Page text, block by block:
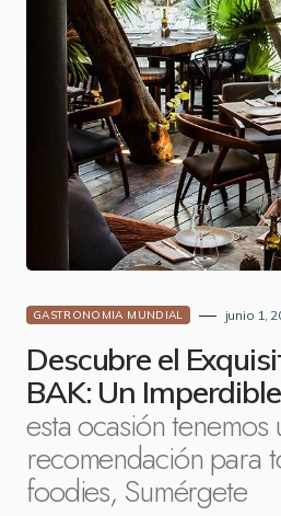
GASTRONOMIA MUNDIAL junio 1,
Descubre el
BAK: Un
esta ocasión tenemos
recomendación para
foodies, Sumérgete